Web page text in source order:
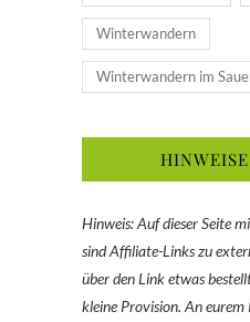
Winterwandern
Winterwandern im
Hinweis: Auf dieser Seite
sind Affiliate-Links zu
über den Link etwas
kleine Provision. An